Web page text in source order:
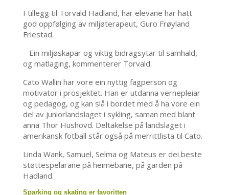
I tillegg til Torvald Hadland, har elevane har hatt
god oppfølging av miljøterapeut, Guro Frøyland
Friestad.
– Ein miljøskapar og viktig bidragsytar til samhald,
og matlaging, kommenterer Torvald.
Cato Wallin har vore ein nyttig fagperson og
motivator i prosjektet. Han er utdanna vernepleiar
og pedagog, og kan slå i bordet med å ha vore ein
del av juniorlandslaget i sykling, saman med blant
anna Thor Hushovd. Deltakelse på landslaget i
amerikansk fotball står også på merrittlista til Cato.
Linda Wank, Samuel, Selma og Mateus er dei beste
støttespelarane på heimebane, på garden på
Hadland.
Sparking og skating er favoritten